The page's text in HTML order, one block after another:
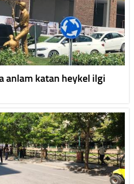
anlam katan heykel ilgi